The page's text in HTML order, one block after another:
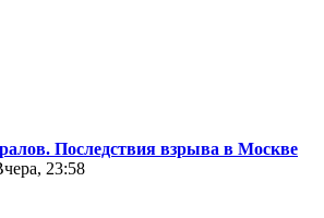
Последствия взрыва в Москве
23:58